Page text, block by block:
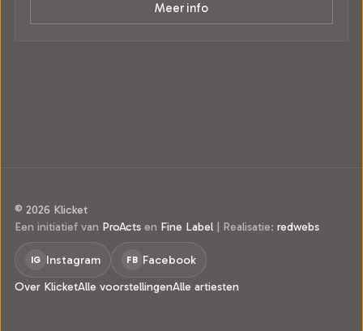
Meer info
© 2026 Klicket
Een initiatief van ProActs en Fine Label | Realisatie: redwebs
IG Instagram FB Facebook
Over KlicketAlle voorstellingenAlle artiesten